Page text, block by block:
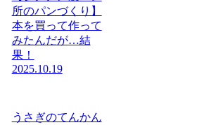
所のパンづくり】
本を買って作って
みたんだが…結
果！
2025.10.19
うさぎのてんかん